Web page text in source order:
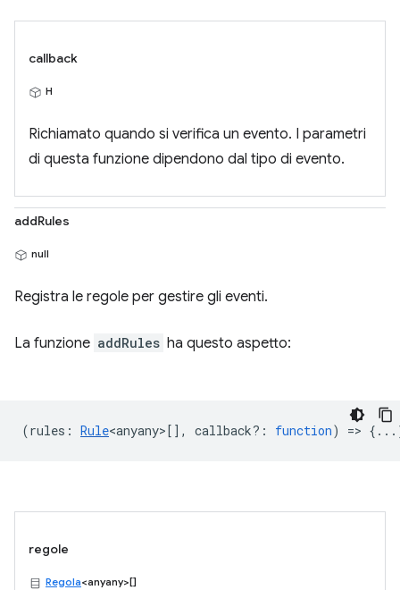
callback
H
Richiamato quando si verifica un evento. I parametri
di questa funzione dipendono dal tipo di evento.
addRules
null
Registra le regole per gestire gli eventi.
La funzione addRules ha questo aspetto:
(rules : Rule<anyany> [], callback? : function) =>
regole
Regola<anyany>[]